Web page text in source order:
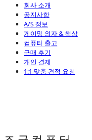
회사 소개
공지사항
A/S 정보
게이밍 의자 & 책상
컴퓨터 출고
구매 후기
개인 결제
1:1 맞춤 견적 요청